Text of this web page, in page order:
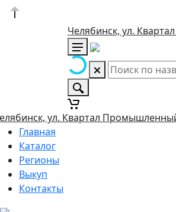
Челябинск, ул.
ул. Квартал
Главная
Каталог
Регионы
Выкуп
Контакты